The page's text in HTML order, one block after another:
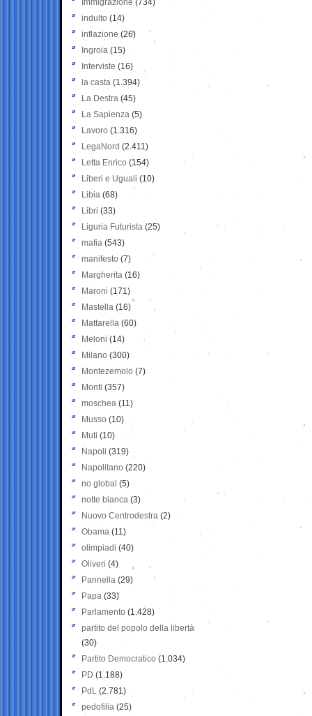
Immigrazione (734)
indulto (14)
inflazione (26)
Ingroia (15)
Interviste (16)
la casta (1.394)
La Destra (45)
La Sapienza (5)
Lavoro (1.316)
LegaNord (2.411)
Letta Enrico (154)
Liberi e Uguali (10)
Libia (68)
Libri (33)
Liguria Futurista (25)
mafia (543)
manifesto (7)
Margherita (16)
Maroni (171)
Mastella (16)
Mattarella (60)
Meloni (14)
Milano (300)
Montezemolo (7)
Monti (357)
moschea (11)
Musso (10)
Muti (10)
Napoli (319)
Napolitano (220)
no global (5)
notte bianca (3)
Nuovo Centrodestra (2)
Obama (11)
olimpiadi (40)
Oliveri (4)
Pannella (29)
Papa (33)
Parlamento (1.428)
partito del popolo della libertà
(30)
Partito Democratico (1.034)
PD (1.188)
PdL (2.781)
pedofilia (25)